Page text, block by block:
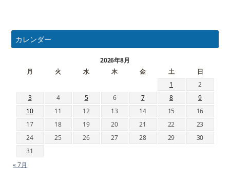
カレンダー
2026年8月
月
火 水 木 金 土
日
1
2
3
4 5 6 7 8
9
10
11 12 13 14 15
16
17
18 19 20 21 22
23
24
25 26 27 28 29
30
31
« 7月